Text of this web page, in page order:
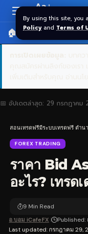
By using this site, you
Policy and Terms of
Resizer
Aa
🏠 หน้าแรก ราคาทอ
📅 อัปเดตล่าสุด: 29 กรกฎาคม
สอนเทรดฟรีมีระบบเทรดฟรี ตำน
FOREX TRADING
ราคา Bid
อะไร? เทรด
Last updated: กรกฎาคม 29,
อ.บอม iCafeFX Published:
9 Min Read